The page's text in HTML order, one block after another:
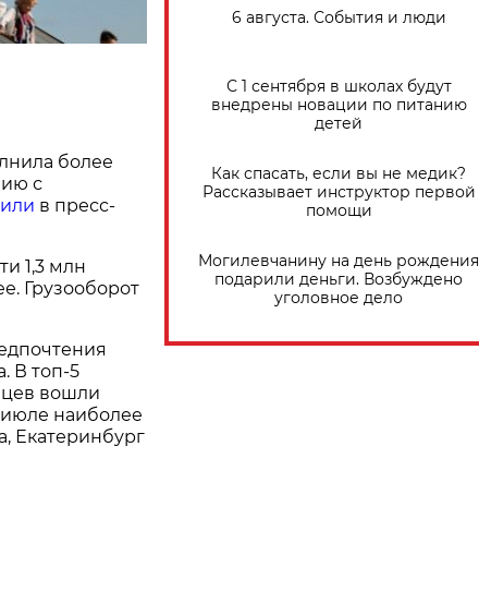
более
с
в пресс-
1,3 млн
Грузооборот
В топ-5
вошли
июле наиболее
Екатеринбург
6 августа. События и люди
С 1 сентября в школах будут
внедрены новации по питанию
детей
Как спасать, если вы не медик?
Рассказывает инструктор первой
помощи
Могилевчанину на день рождения
подарили деньги. Возбуждено
уголовное дело